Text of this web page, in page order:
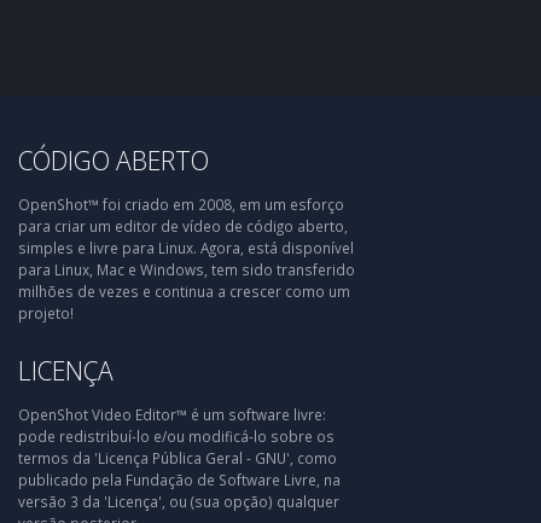
CÓDIGO ABERTO
OpenShot™ foi criado em 2008, em um esforço
para criar um editor de vídeo de código aberto,
simples e livre para Linux. Agora, está disponível
para Linux, Mac e Windows, tem sido transferido
milhões de vezes e continua a crescer como um
projeto!
LICENÇA
OpenShot Video Editor™ é um software livre:
pode redistribuí-lo e/ou modificá-lo sobre os
termos da 'Licença Pública Geral - GNU', como
publicado pela Fundação de Software Livre, na
versão 3 da 'Licença', ou (sua opção) qualquer